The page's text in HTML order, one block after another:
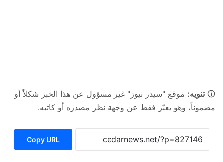
🛈تنويه: موقع "سيدر نيوز" غير مسؤول عن هذا الخبر شكلاً أو
مضموناً، وهو يعبّر فقط عن وجهة نظر مصدره أو كاتبه.
Copy URL